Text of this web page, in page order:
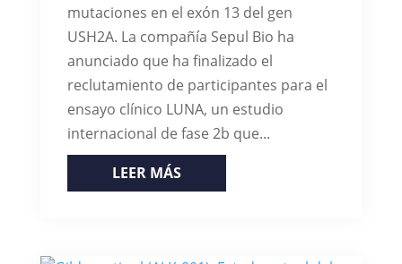
mutaciones en el exón 13 del gen
USH2A. La compañía Sepul Bio ha
anunciado que ha finalizado el
reclutamiento de participantes para el
ensayo clínico LUNA, un estudio
internacional de fase 2b que...
LEER MÁS